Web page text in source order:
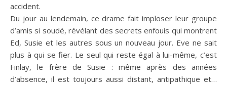
accident.
Du jour au lendemain, ce drame fait imploser leur groupe
d’amis si soudé, révélant des secrets enfouis qui montrent
Ed, Susie et les autres sous un nouveau jour. Eve ne sait
plus à qui se fier. Le seul qui reste égal à lui-même, c’est
Finlay, le frère de Susie : même après des années
d’absence, il est toujours aussi distant, antipathique et…